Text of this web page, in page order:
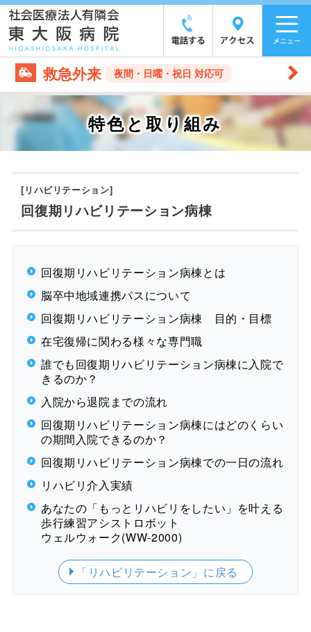
救急外来 夜間・日曜・祝日 対応可
特色と取り組み
[リハビリテーション]
回復期リハビリテーション病棟
回復期リハビリテーション病棟とは
脳卒中地域連携パスについて
回復期リハビリテーション病棟 目的・目標
在宅復帰に関わる様々な専門職
誰でも回復期リハビリテーション病棟に入院で
きるのか？
入院から退院までの流れ
回復期リハビリテーション病棟にはどのくらい
の期間入院できるのか？
回復期リハビリテーション病棟での一日の流れ
リハビリ介入実績
あなたの 「もっとリハビリをしたい」 を叶える
歩行練習アシストロボット
ウェルウォーク(WW-2000)
「リハビリテーション」 に戻る